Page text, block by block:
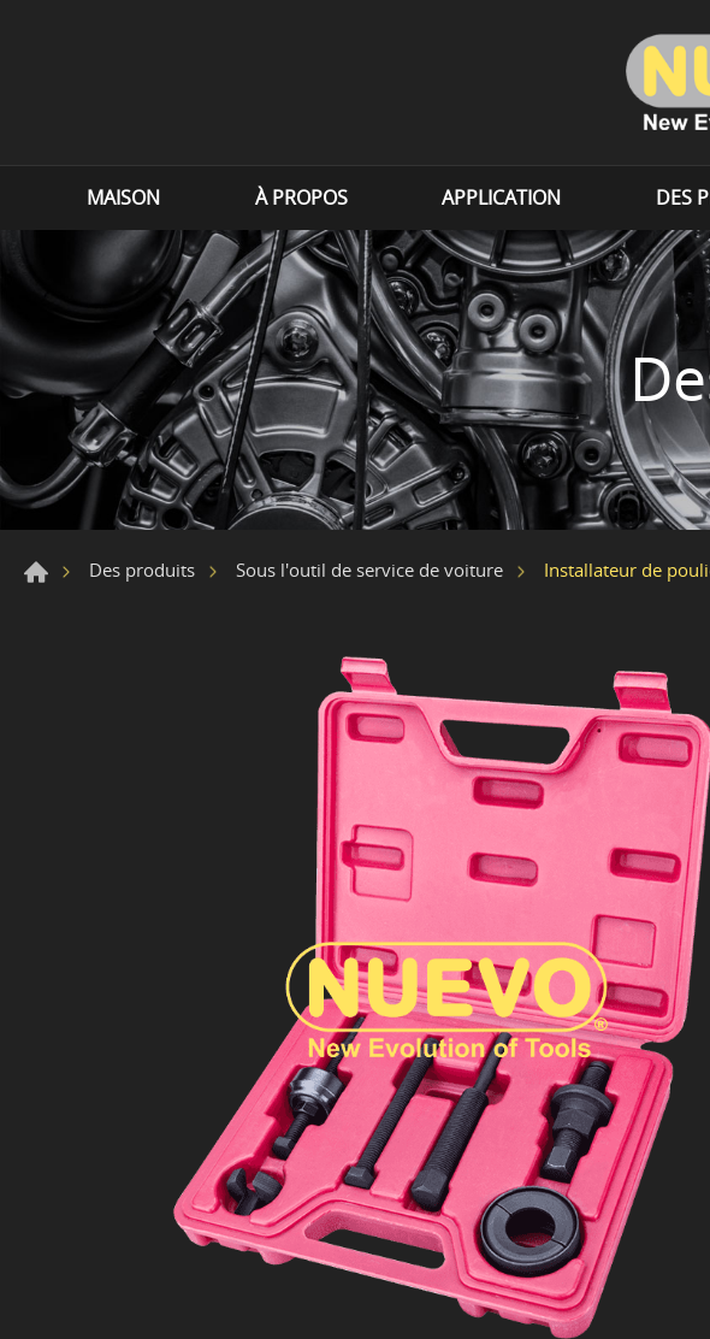
MAISON À PROPOS APPLICATION DES
Des produits Sous l'outil de service de voiture Installateur de